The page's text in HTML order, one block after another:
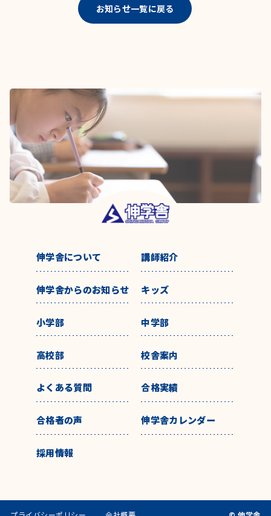
お知らせ一覧に戻る
伸学舎について 講師紹介
伸学舎からのお知らせ キッズ
小学部 中学部
高校部 校舎案内
よくある質問 合格実績
合格者の声 伸学舎カレンダー
採用情報